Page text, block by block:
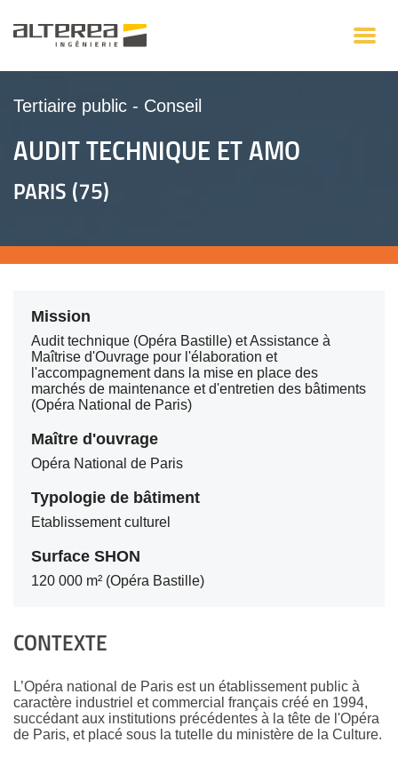
Tertiaire public - Conseil
AUDIT TECHNIQUE ET AMO
PARIS (75)
Mission
Audit technique (Opéra Bastille) et Assistance à
Maîtrise d'Ouvrage pour l'élaboration et
l'accompagnement dans la mise en place des
marchés de maintenance et d'entretien des bâtiments
(Opéra National de Paris)
Maître d'ouvrage
Opéra National de Paris
Typologie de bâtiment
Etablissement culturel
Surface SHON
120 000 m² (Opéra Bastille)
CONTEXTE
L’Opéra national de Paris est un établissement public à
caractère industriel et commercial français créé en 1994,
succédant aux institutions précédentes à la tête de l'Opéra
de Paris, et placé sous la tutelle du ministère de la Culture.